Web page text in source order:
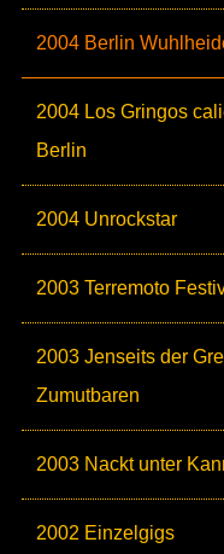
2004 Berlin
2004 Los Gringos
Berlin
2004 Unrockstar
2003 Terremoto
2003 Jenseits der
Zumutbaren
2003 Nackt unter
2002 Einzelgigs